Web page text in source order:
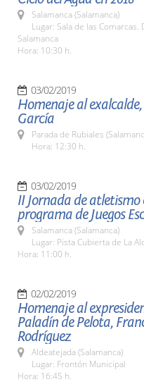
Salamanca (Salamanca)
Lugar: Sala de las Comarcas.
Salamanca
Hora: 10:30 h.
03/02/2019
Homenaje al
García
Parada de Rubiales
Hora: 12:30 h.
03/02/2019
II Jornada de atletismo
programa de Juegos
Salamanca (Salamanca)
Lugar: Pista Cubierta de La
Hora: 11:00 h.
02/02/2019
Homenaje al
Paladín de Pelota,
Rodríguez
Aldeatejada (Salamanca)
Lugar: Frontón Municipal
Hora: 16:45 h.